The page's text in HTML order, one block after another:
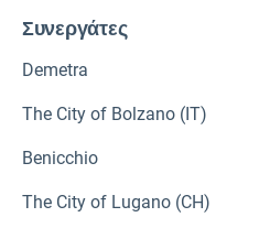
Συνεργάτες
Demetra
The City of Bolzano (IT)
Benicchio
The City of Lugano (CH)